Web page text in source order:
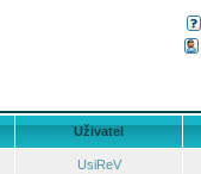
Uživatel
UsiReV